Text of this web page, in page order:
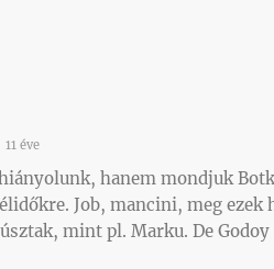
11 éve
hanem mondjuk
Job, mancini, meg
mint pl. Marku. De